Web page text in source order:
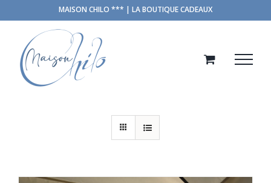
au
contenu
MAISON CHILO *** | LA BOUTIQUE CADEAUX